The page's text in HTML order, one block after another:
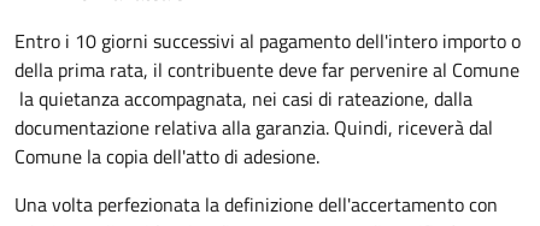
Entro i 10 giorni successivi al pagamento dell'intero importo o
della prima rata, il contribuente deve far pervenire al Comune
la quietanza accompagnata, nei casi di rateazione, dalla
documentazione relativa alla garanzia. Quindi, riceverà dal
Comune la copia dell'atto di adesione.
Una volta perfezionata la definizione dell'accertamento con